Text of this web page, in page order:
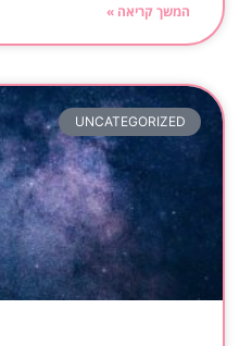
המשך קריאה »
UNCATEGORIZED